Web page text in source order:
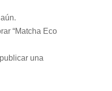
“Matcha Eco
una